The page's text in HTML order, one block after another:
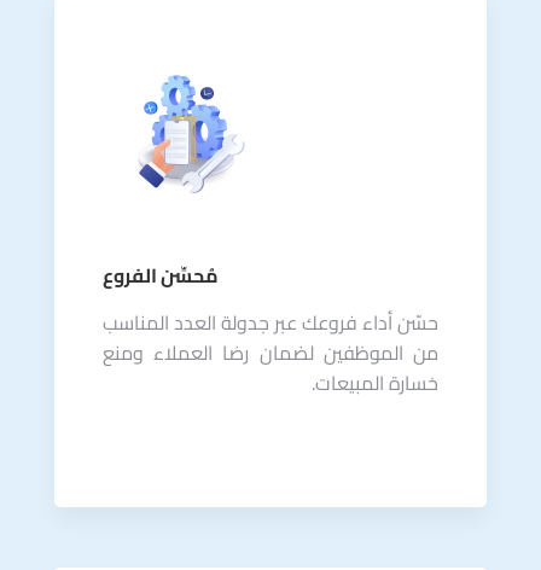
مُحسِّن الفروع
حسّن أداء فروعك عبر جدولة العدد المناسب
من الموظفين لضمان رضا العملاء ومنع
خسارة المبيعات.